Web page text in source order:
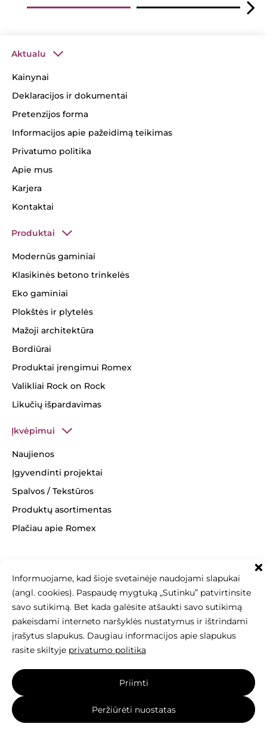
Informuojame, kad šioje svetainėje naudojami slapukai
(angl. cookies). Paspaudę mygtuką „Sutinku” patvirtinsite
savo sutikimą. Bet kada galėsite atšaukti savo sutikimą
pakeisdami interneto naršyklės nustatymus ir ištrindami
įrašytus slapukus. Daugiau informacijos apie slapukus
rasite skiltyje privatumo politika
Priimti
Peržiūrėti nuostatas
Aktualu
Kainynai
Deklaracijos ir dokumentai
Pretenzijos forma
Informacijos apie pažeidimą teikimas
Privatumo politika
Apie mus
Karjera
Kontaktai
Produktai
Modernūs gaminiai
Klasikinės betono trinkelės
Eko gaminiai
Plokštės ir plytelės
Mažoji architektūra
Bordiūrai
Produktai įrengimui Romex
Valikliai Rock on Rock
Likučių išpardavimas
Įkvėpimui
Naujienos
Įgyvendinti projektai
Spalvos / Tekstūros
Produktų asortimentas
Plačiau apie Romex
+370 463 14062
info@betonomozaika.lt
Šios svetainės turinys, tekstai, nuotraukos
yra Betono mozaika nuosavybė, be raštiško sutikimo
draudžiama kopijuoti, naudoti ir platinti.
Svetainę sukūrė: elnis.lt